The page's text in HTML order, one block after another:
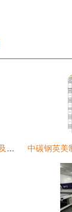
青田江干区搬厂公司方案及技术咨询全解析